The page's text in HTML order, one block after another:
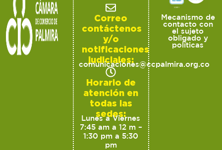
Correo
contáctenos
y/o
notificaciones
judiciales:
comunicaciones@ccpalmira.org.co
Horario de
atención en
todas las
sedes:
Lunes a Viernes
7:45 am a 12 m –
1:30 pm a 5:30
pm
Mecanismo de
contacto con
el sujeto
obligado y
políticas